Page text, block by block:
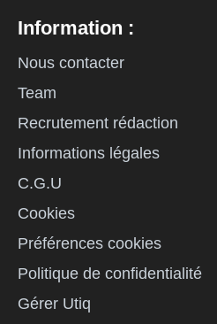
Information :
Nous contacter
Team
Recrutement rédaction
Informations légales
C.G.U
Cookies
Préférences cookies
Politique de confidentialité
Gérer Utiq